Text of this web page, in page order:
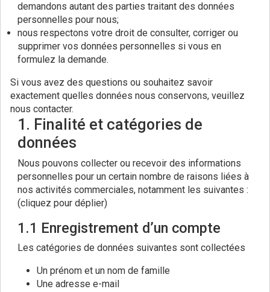
demandons autant des parties traitant des données
personnelles pour nous;
nous respectons votre droit de consulter, corriger ou
supprimer vos données personnelles si vous en
formulez la demande.
Si vous avez des questions ou souhaitez savoir
exactement quelles données nous conservons, veuillez
nous contacter.
1. Finalité et catégories de
données
Nous pouvons collecter ou recevoir des informations
personnelles pour un certain nombre de raisons liées à
nos activités commerciales, notamment les suivantes :
(cliquez pour déplier)
1.1 Enregistrement d’un compte
Les catégories de données suivantes sont collectées
Un prénom et un nom de famille
Une adresse e-mail